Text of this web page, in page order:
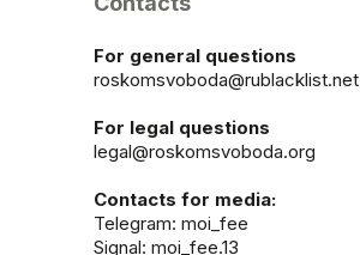
For general questions
roskomsvoboda@rublacklist.net
For legal questions
legal@roskomsvoboda.org
Contacts for media:
Telegram: moi_fee
Signal: moi_fee.13